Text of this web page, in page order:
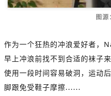
图
作为一个狂热的冲浪爱好者，
早上冲浪前找不到合适的袜子
使用一段时间容易破洞，运动
脚跟免受鞋子摩擦......